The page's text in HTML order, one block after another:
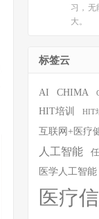
习，无
大。
标签云
AI CHIMA
HIT培训 HIT
互联网+医疗
人工智能
医学人工智能
医疗